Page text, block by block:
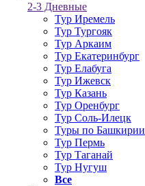
2-3 Дневные
Тур Иремель
Тур Тургояк
Тур Аркаим
Тур Екатеринбург
Тур Елабуга
Тур Ижевск
Тур Казань
Тур Оренбург
Тур Соль-Илецк
Туры по Башкирии
Тур Пермь
Тур Таганай
Тур Нугуш
Все